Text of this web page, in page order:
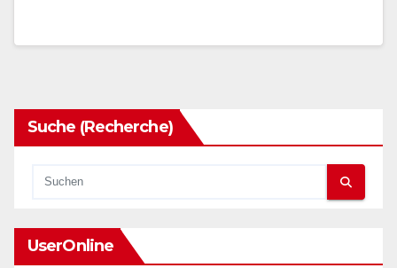
Suche (Recherche)
UserOnline